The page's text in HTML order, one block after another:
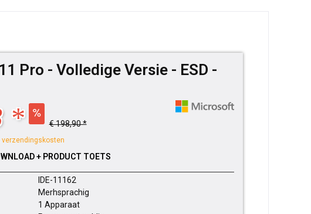
Pro - Volledige Versie - ESD -
* € 198,90 *
verzendingskosten
+ PRODUCT TOETS
IDE-11162
Merhsprachig
1 Apparaat